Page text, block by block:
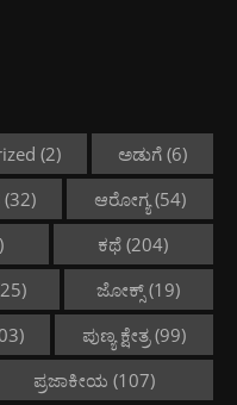
(2) ಅಡುಗೆ (6)
(32) ಆರೋಗ್ಯ (54)
ಕಥೆ (204)
ಜೋಕ್ಸ್ (19)
ಪುಣ್ಯ ಕ್ಷೇತ್ರ(99)
ಪ್ರಜಾಕೀಯ (107)